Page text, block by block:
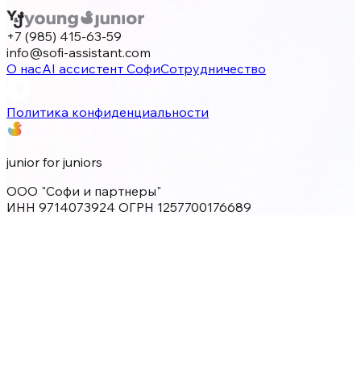
+7 (985) 415-63-59
info@sofi-assistant.com
О насAI ассистент СофиСотрудничество
Политика конфиденциальности
junior for juniors
ООО "Софи и партнеры"
ИНН 9714073924 ОГРН 1257700176689